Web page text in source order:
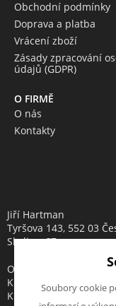
Obchodní podmínky
Doprava a platba
Vrácení zboží
Zásady zpracování
údajů (GDPR)
O FIRMĚ
O nás
Kontakty
Jiří Hartman
Tyršova 143, 552 03
Skalice, CZ
Obchodní rejstřík
Krajského soudu v
Králové, oddíl A, vložka
Soubory cookie